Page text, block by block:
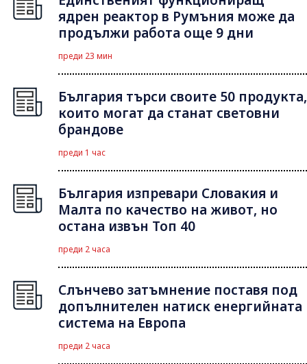
ядрен реактор в Румъния може да
продължи работа още 9 дни
преди 23 мин
България търси своите 50 продукта,
които могат да станат световни
брандове
преди 1 час
България изпревари Словакия и
Малта по качество на живот, но
остана извън Топ 40
преди 2 часа
Слънчево затъмнение поставя под
допълнителен натиск енергийната
система на Европа
преди 2 часа